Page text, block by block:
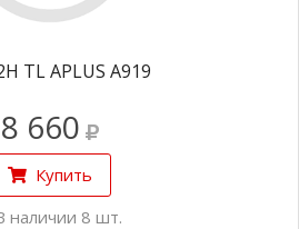
TL APLUS A919
8 660
Купить
наличии 8 шт.